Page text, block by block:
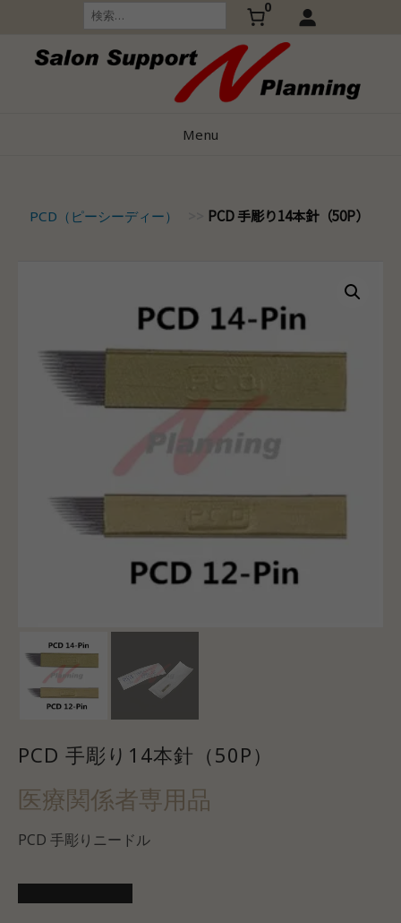
content
検
索:
0
Menu
PCD（ピーシーディー） PCD 手彫り14本針（50P）
PCD 手彫り14本針（50P）
医療関係者専用品
PCD 手彫りニードル